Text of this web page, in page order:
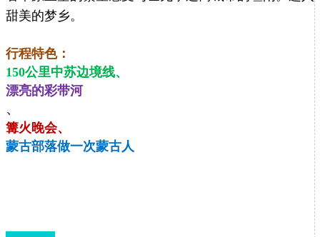
甜美的梦乡。
行程特色：
150公里中苏边境线、
漂亮的彩带河
、
篝火晚会、
蒙古部落做一次蒙古人